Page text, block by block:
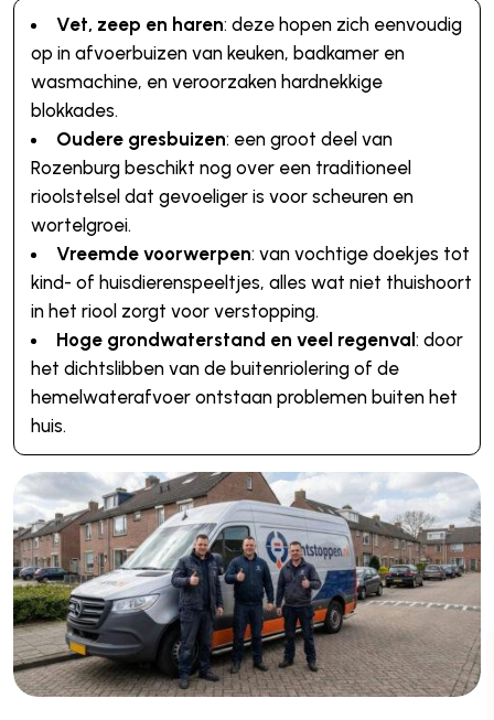
Vet, zeep en haren: deze hopen zich eenvoudig
op in afvoerbuizen van keuken, badkamer en
wasmachine, en veroorzaken hardnekkige
blokkades.
Oudere gresbuizen: een groot deel van
Rozenburg beschikt nog over een traditioneel
rioolstelsel dat gevoeliger is voor scheuren en
wortelgroei.
Vreemde voorwerpen: van vochtige doekjes tot
kind- of huisdierenspeeltjes, alles wat niet thuishoort
in het riool zorgt voor verstopping.
Hoge grondwaterstand en veel regenval : door
het dichtslibben van de buitenriolering of de
hemelwaterafvoer ontstaan problemen buiten het
huis.